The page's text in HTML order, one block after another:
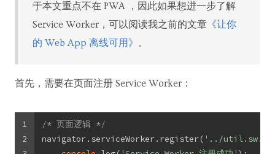
于本文重点不在 PWA ，因此如果想进一步了解
Service Worker，可以阅读我之前的文章 《让你
的 Web App 离线可用》 。
首先，需要在页面注册 Service Worker：
1
2
/* 页面逻辑 */
navigator.serviceWorker.register( '../